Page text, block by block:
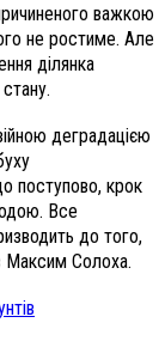
важкою
не ростиме. Але
ділянка
деградацією
поступово, крок
Все
до того,
Максим Солоха.